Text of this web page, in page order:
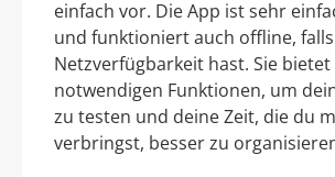
einfach vor. Die App ist sehr
und funktioniert auch offline,
Netzverfügbarkeit hast. Sie bietet
notwendigen Funktionen, um
zu testen und deine Zeit, die du
verbringst, besser zu